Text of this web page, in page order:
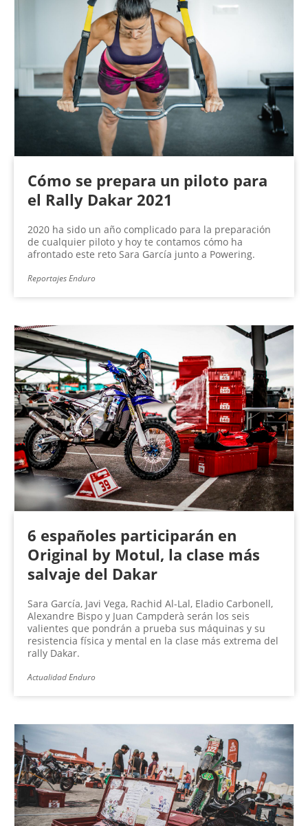
Cómo se prepara un piloto para
el Rally Dakar 2021
2020 ha sido un año complicado para la preparación
de cualquier piloto y hoy te contamos cómo ha
afrontado este reto Sara García junto a Powering.
Reportajes Enduro
6 españoles participarán en
Original by Motul, la clase más
salvaje del Dakar
Sara García, Javi Vega, Rachid Al-Lal, Eladio Carbonell,
Alexandre Bispo y Juan Campderà serán los seis
valientes que pondrán a prueba sus máquinas y su
resistencia física y mental en la clase más extrema del
rally Dakar.
Actualidad Enduro